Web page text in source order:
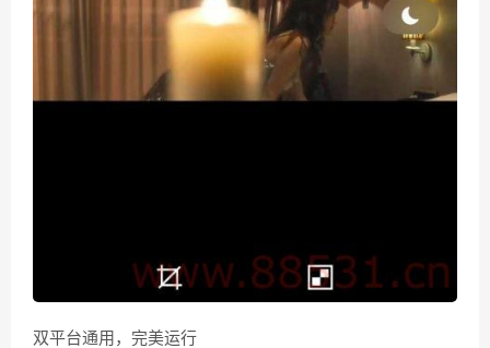
双平台通用，完美运行